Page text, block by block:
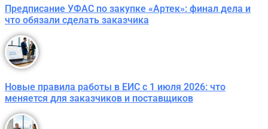
Предписание УФАС по закупке «Артек»: финал дела и
что обязали сделать заказчика
Новые правила работы в ЕИС с 1 июля 2026: что
меняется для заказчиков и поставщиков